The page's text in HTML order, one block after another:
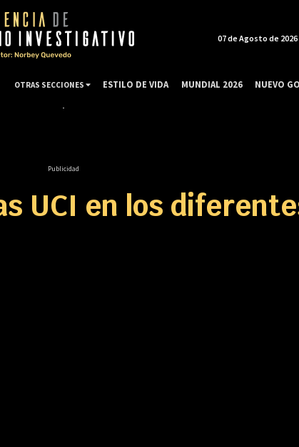
Publicidad
UCI en los
07 de Agosto de 2026
OTRAS SECCIONES ESTILO DE VIDA MUNDIAL 2026 NUEVO